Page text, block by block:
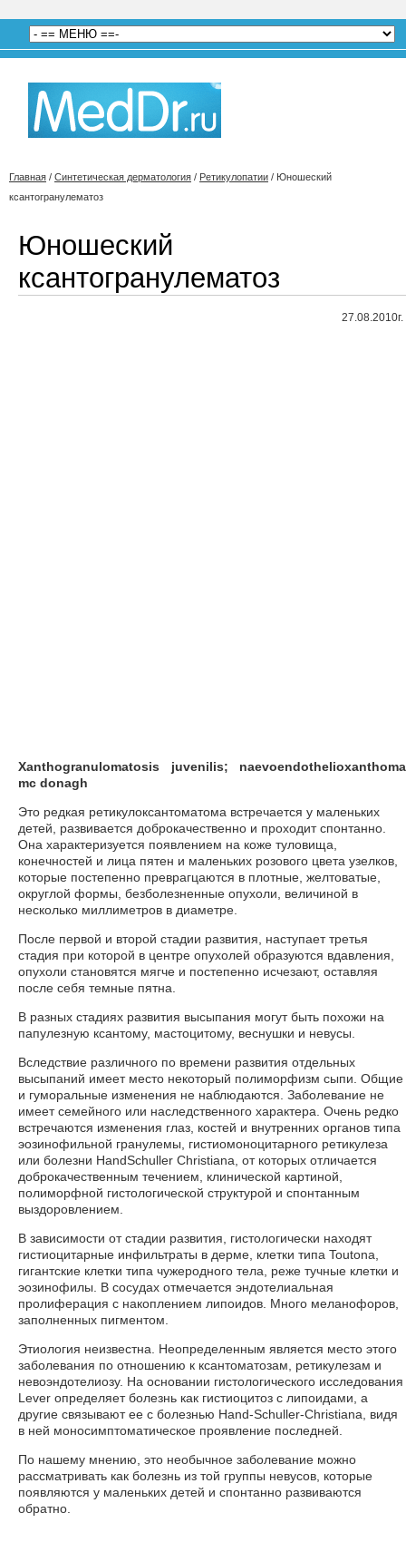
Главная / Синтетическая дерматология / Ретикулопатии / Юношеский
ксантогранулематоз
Юношеский
ксантогранулематоз
27.08.2010г.
Xanthogranulomatosis juvenilis; naevoendothelioxanthoma
mc donagh
Это редкая ретикулоксантоматома встречается у маленьких
детей, развивается доброкачественно и проходит спонтанно.
Она характеризуется появлением на коже туловища,
конечностей и лица пятен и маленьких розового цвета узелков,
которые постепенно преврагцаются в плотные, желтоватые,
округлой формы, безболезненные опухоли, величиной в
несколько миллиметров в диаметре.
После первой и второй стадии развития, наступает третья
стадия при которой в центре опухолей образуются вдавления,
опухоли становятся мягче и постепенно исчезают, оставляя
после себя темные пятна.
В разных стадиях развития высыпания могут быть похожи на
папулезную ксантому, мастоцитому, веснушки и невусы.
Вследствие различного по времени развития отдельных
высыпаний имеет место некоторый полиморфизм сыпи. Общие
и гуморальные изменения не наблюдаются. Заболевание не
имеет семейного или наследственного характера. Очень редко
встречаются изменения глаз, костей и внутренних органов типа
эозинофильной гранулемы, гистиомоноцитарного ретикулеза
или болезни HandSchuller Christiana, от которых отличается
доброкачественным течением, клинической картиной,
полиморфной гистологической структурой и спонтанным
выздоровлением.
В зависимости от стадии развития, гистологически находят
гистиоцитарные инфильтраты в дерме, клетки типа Toutona,
гигантские клетки типа чужеродного тела, реже тучные клетки и
эозинофилы. В сосудах отмечается эндотелиальная
пролиферация с накоплением липоидов. Много меланофоров,
заполненных пигментом.
Этиология неизвестна. Неопределенным является место этого
заболевания по отношению к ксантоматозам, ретикулезам и
невоэндотелиозу. На основании гистологического исследования
Lever определяет болезнь как гистиоцитоз с липоидами, а
другие связывают ее с болезнью Hand-Schuller-Christiana, видя
в ней моносимптоматическое проявление последней.
По нашему мнению, это необычное заболевание можно
рассматривать как болезнь из той группы невусов, которые
появляются у маленьких детей и спонтанно развиваются
обратно.